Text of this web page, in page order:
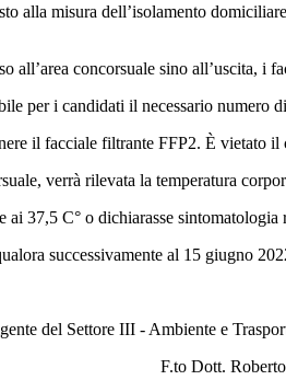
alla misura dell’isolamento
all’area concorsuale sino all’uscita,
per i candidati il necessario numero
il facciale filtrante FFP2. È
verrà rilevata la temperatura
ai 37,5 C° o dichiarasse
successivamente al 15 giugno
del Settore III - Ambiente e